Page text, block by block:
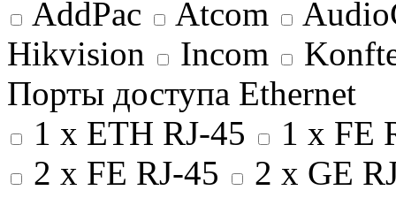
AddPac
Atcom
Hikvision
Incom
Порты доступа Ethernet
1 x ETH RJ-45
1 x FE
2 x FE RJ-45
2 x GE